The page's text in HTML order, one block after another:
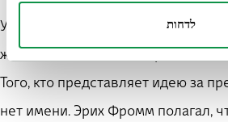
לדחות
У каждого человека есть имя, как и
животного и всего в мире и во
Того, кто представляет идею за
нет имени. Эрих Фромм полагал,